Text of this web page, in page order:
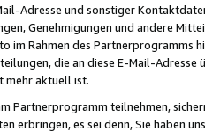
Adresse und sonstiger
Genehmigungen und andere
im Rahmen des Partnerprogramms
die an diese E-Mail-
mehr aktuell ist.
Partnerprogramm teilnehmen,
erbringen, es sei denn, Sie haben